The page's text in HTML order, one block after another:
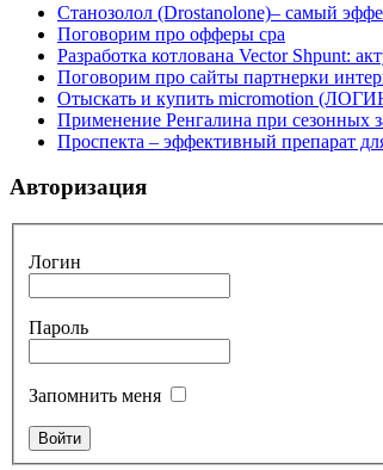
Станозолол (Drostanolone)– самый
Поговорим про офферы cpa
Разработка котлована Vector Shpunt:
Поговорим про сайты партнерки
Отыскать и купить micromotion
Применение Ренгалина при сезонных
Проспекта – эффективный препарат
Авторизация
Логин
Пароль
Запомнить меня